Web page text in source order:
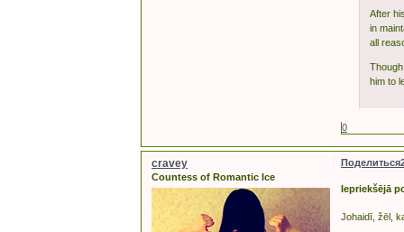
After
in
all
him to
0
Поделиться
cravey
Countess of Romantic Ice
Iepriekšējā
Johaidī, žēl,